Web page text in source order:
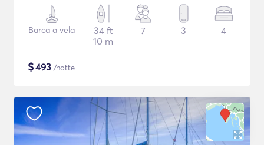
Barca a vela
34 ft
10 m
7 3 4
$493 /notte